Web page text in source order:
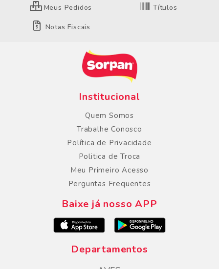
Meus Pedidos Títulos
Notas Fiscais
Institucional
Quem Somos
Trabalhe Conosco
Política de Privacidade
Politica de Troca
Meu Primeiro Acesso
Perguntas Frequentes
Baixe já nosso APP
Departamentos